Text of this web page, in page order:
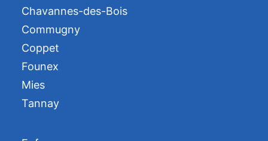
Chavannes-des-Bois
Commugny
Coppet
Founex
Mies
Tannay